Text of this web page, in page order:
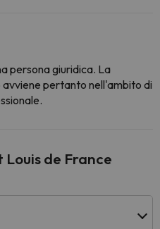
persona giuridica. La
pertanto nell'ambito di
Louis de France